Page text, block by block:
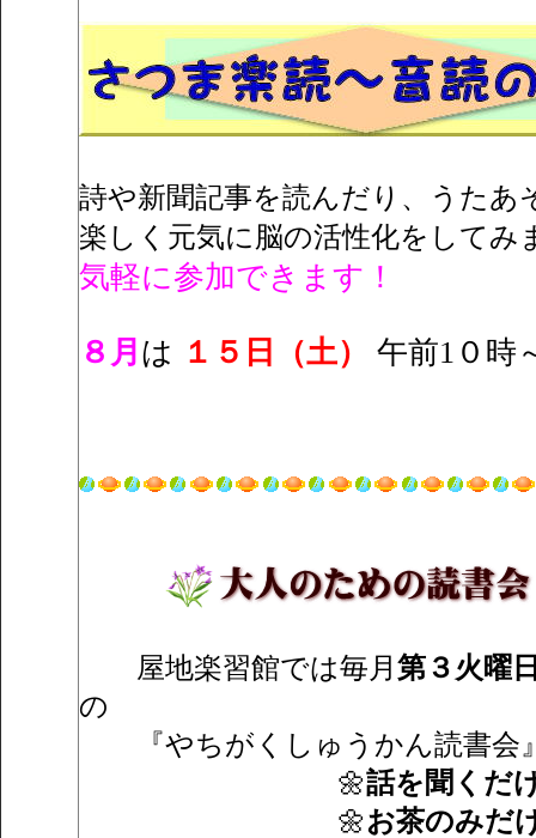
詩や新聞記事を読んだり、うたあ
楽しく元気に脳の活性化をしてみ
気軽に参加できます！
８月 は １５日（土） 午前1０時
屋地楽習館では毎月 第３火曜
の
『やちがくしゅうかん読書会
🌼話を聞くだ
🌼お茶のみだ